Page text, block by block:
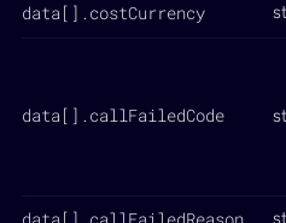
data[].costCurrency
data[].callFailedCode